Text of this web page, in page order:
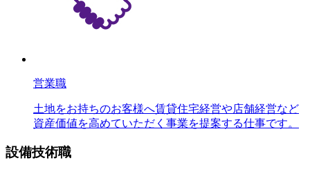
営業職
土地をお持ちのお客様へ賃貸住宅経営や店舗経営など
資産価値を高めていただく事業を提案する仕事です。
設備技術職